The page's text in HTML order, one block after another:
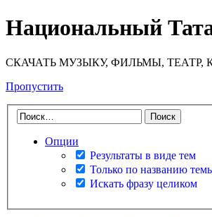
Национальный
СКАЧАТЬ МУЗЫКУ, ФИЛЬМЫ,
Пропустить
Опции
Результаты в виде тем
Только по названию
Искать фразу целиком